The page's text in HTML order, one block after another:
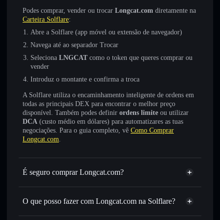
Podes comprar, vender ou trocar Longcat.com diretamente na
Carteira Solflare:
Abre a Solflare (app móvel ou extensão de navegador)
Navega até ao separador Trocar
Seleciona LNGCAT como o token que queres comprar ou
vender
Introduz o montante e confirma a troca
A Solflare utiliza o encaminhamento inteligente de ordens em
todas as principais DEX para encontrar o melhor preço
disponível. Também podes definir ordens limite ou utilizar
DCA (custo médio em dólares) para automatizares as tuas
negociações. Para o guia completo, vê Como Comprar
Longcat.com.
É seguro comprar Longcat.com?
Longcat.com token verificado
O que posso fazer com Longcat.com na Solflare?
Longcat.com
Carteira Solflare